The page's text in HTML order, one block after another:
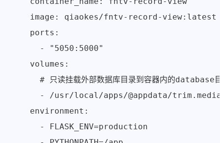
    image: qiaokes/fntv-record-view:latest
    ports:
      - "5050:5000"
    volumes:
# 只读挂载外部数据库目录到容器内的database
- /usr/local/apps/@appdata/
    environment:
      - FLASK_ENV=production